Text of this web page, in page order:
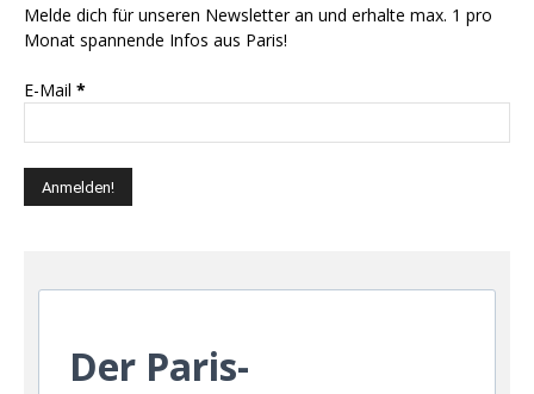
Melde dich für unseren Newsletter an und erhalte max. 1 pro
Monat spannende Infos aus Paris!
E-Mail *
Der Paris-